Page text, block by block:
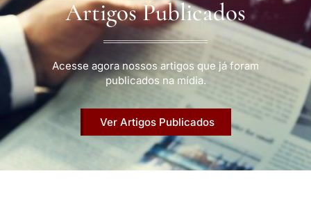
Artigos Publicados
Acesse agora nossos artigos que já foram
publicados na mídia.
Ver Artigos Publicados